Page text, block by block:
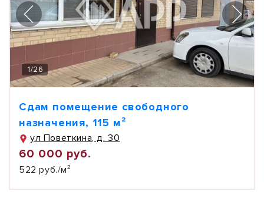
1/26
Сдам помещение свободного
назначения, 115 м²
ул Поветкина, д. 30
60 000 руб.
522 руб./м²